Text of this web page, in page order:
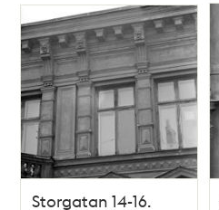
Storgatan 14-16.